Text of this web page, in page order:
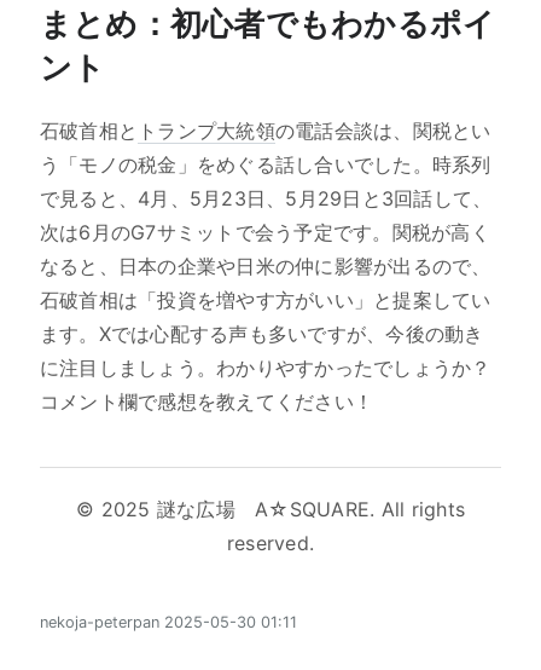
まとめ：初心者でもわかるポイ
ント
石破首相と トランプ大統領の電話会談は、関税とい
う「モノの税金」をめぐる話し合いでした。時系列
で見ると、4月、5月23日、5月29日と3回話して、
次は6月のG7サミットで会う予定です。関税が高く
なると、日本の企業や日米の仲に影響が出るので、
石破首相は「投資を増やす方がいい」と提案してい
ます。Xでは心配する声も多いですが、今後の動き
に注目しましょう。わかりやすかったでしょうか？
コメント欄で感想を教えてください！
© 2025 謎な広場 A☆SQUARE. All rights
reserved.
nekoja-peterpan 2025-05-30 01:11